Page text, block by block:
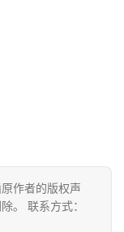
作者的版权声
。 联系方式：